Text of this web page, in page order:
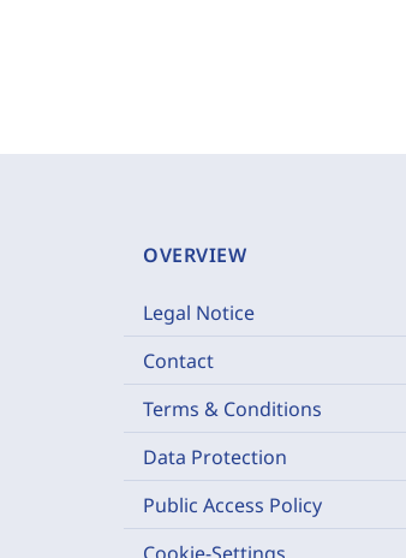
OVERVIEW
Legal Notice
Contact
Terms & Conditions
Data Protection
Public Access Policy